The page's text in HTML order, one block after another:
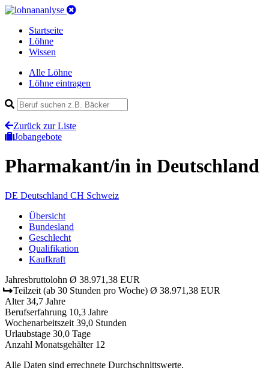
Startseite
Löhne
Wissen
Alle Löhne
Löhne eintragen
Zurück zur Liste
Jobangebote
Pharmakant/in in Deutschland
DE Deutschland CH Schweiz
Übersicht
Bundesland
Geschlecht
Qualifikation
Kaufkraft
Jahresbruttolohn Ø 38.971,38 EUR
Teilzeit (ab 30 Stunden pro Woche) Ø 38.971,38 EUR
Alter 34,7 Jahre
Berufserfahrung 10,3 Jahre
Wochenarbeitszeit 39,0 Stunden
Urlaubstage 30,0 Tage
Anzahl Monatsgehälter 12
Alle Daten sind errechnete Durchschnittswerte.